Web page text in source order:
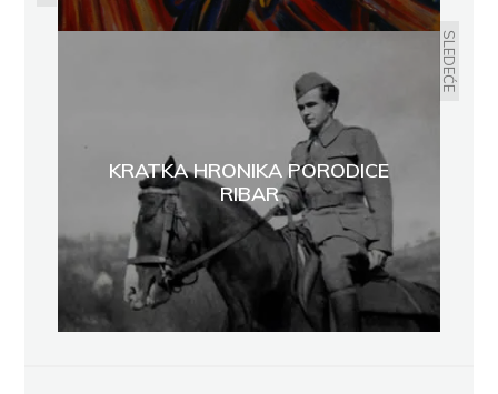
SLEDEĆE
KRATKA HRONIKA PORODICE
RIBAR